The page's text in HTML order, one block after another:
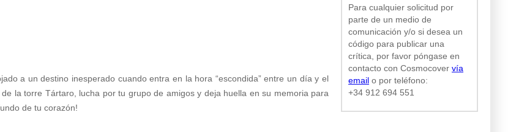
a un destino inesperado cuando entra en la hora “escondida” entre un día y el
la torre Tártaro, lucha por tu grupo de amigos y deja huella en su memoria para
de tu corazón!
Para cualquier solicitud por
parte de un medio de
comunicación y/o si desea un
código para publicar una
crítica, por favor póngase en
contacto con Cosmocover vía
email o por teléfono:
+34 912 694 551